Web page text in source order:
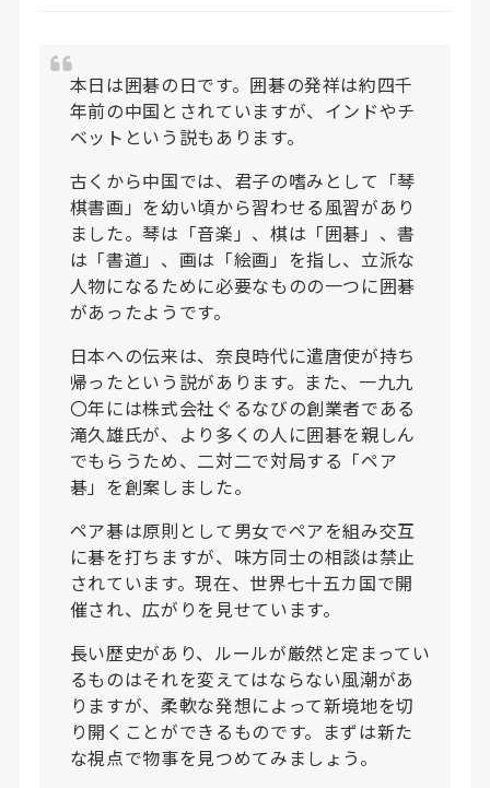
本日は囲碁の日です。囲碁の発祥は約四千
年前の中国とされていますが、インドやチ
ベットという説もあります。
古くから中国では、君子の嗜みとして「琴
棋書画」を幼い頃から習わせる風習があり
ました。琴は「音楽」、棋は「囲碁」、書
は「書道」、画は「絵画」を指し、立派な
人物になるために必要なものの一つに囲碁
があったようです。
日本への伝来は、奈良時代に遣唐使が持ち
帰ったという説があります。また、一九九
〇年には株式会社ぐるなびの創業者である
滝久雄氏が、より多くの人に囲碁を親しん
でもらうため、二対二で対局する「ペア
碁」を創案しました。
ペア碁は原則として男女でペアを組み交互
に碁を打ちますが、味方同士の相談は禁止
されています。現在、世界七十五カ国で開
催され、広がりを見せています。
長い歴史があり、ルールが厳然と定まってい
るものはそれを変えてはならない風潮があ
りますが、柔軟な発想によって新境地を切
り開くことができるものです。まずは新た
な視点で物事を見つめてみましょう。